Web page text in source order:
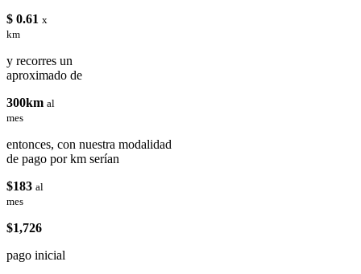
$ 0.61 x
km
y recorres un
aproximado de
300km al
mes
entonces, con nuestra modalidad
de pago por km serían
$183 al
mes
$1,726
pago inicial